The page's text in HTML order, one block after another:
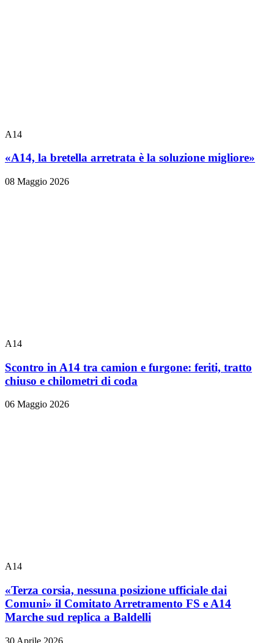
A14
«A14, la bretella arretrata è la soluzione migliore»
08 Maggio 2026
A14
Scontro in A14 tra camion e furgone: feriti, tratto
chiuso e chilometri di coda
06 Maggio 2026
A14
«Terza corsia, nessuna posizione ufficiale dai
Comuni» il Comitato Arretramento FS e A14
Marche sud replica a Baldelli
30 Aprile 2026